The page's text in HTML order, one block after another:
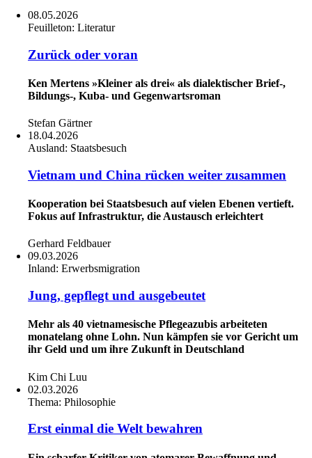
08.05.2026
Feuilleton: Literatur
Zurück oder voran
Ken Mertens »Kleiner als drei« als dialektischer Brief-,
Bildungs-, Kuba- und Gegenwartsroman
Stefan Gärtner
18.04.2026
Ausland: Staatsbesuch
Vietnam und China rücken weiter zusammen
Kooperation bei Staatsbesuch auf vielen Ebenen vertieft.
Fokus auf Infrastruktur, die Austausch erleichtert
Gerhard Feldbauer
09.03.2026
Inland: Erwerbsmigration
Jung, gepflegt und ausgebeutet
Mehr als 40 vietnamesische Pflegeazubis arbeiteten
monatelang ohne Lohn. Nun kämpfen sie vor Gericht um
ihr Geld und um ihre Zukunft in Deutschland
Kim Chi Luu
02.03.2026
Thema: Philosophie
Erst einmal die Welt bewahren